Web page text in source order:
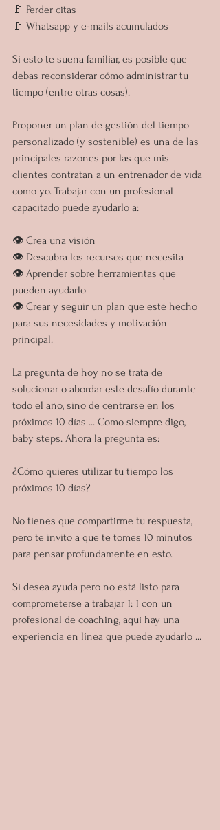
🚩 Perder citas
🚩 Whatsapp y e-mails acumulados
Si esto te suena familiar, es posible que
debas reconsiderar cómo administrar tu
tiempo (entre otras cosas).
Proponer un plan de gestión del tiempo
personalizado (y sostenible) es una de las
principales razones por las que mis
clientes contratan a un entrenador de vida
como yo. Trabajar con un profesional
capacitado puede ayudarlo a:
👁 Crea una visión
👁 Descubra los recursos que necesita
👁 Aprender sobre herramientas que
pueden ayudarlo
👁 Crear y seguir un plan que esté hecho
para sus necesidades y motivación
principal.
La pregunta de hoy no se trata de
solucionar o abordar este desafío durante
todo el año, sino de centrarse en los
próximos 10 días ... Como siempre digo,
baby steps. Ahora la pregunta es:
¿Cómo quieres utilizar tu tiempo los
próximos 10 días?
No tienes que compartirme tu respuesta,
pero te invito a que te tomes 10 minutos
para pensar profundamente en esto.
Si desea ayuda pero no está listo para
comprometerse a trabajar 1: 1 con un
profesional de coaching, aquí hay una
experiencia en línea que puede ayudarlo ...